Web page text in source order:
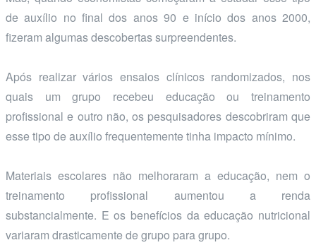
de auxílio no final dos anos 90 e início dos anos 2000,
fizeram algumas descobertas surpreendentes.
Após realizar vários ensaios clínicos randomizados, nos
quais um grupo recebeu educação ou treinamento
profissional e outro não, os pesquisadores descobriram que
esse tipo de auxílio frequentemente tinha impacto mínimo.
Materiais escolares não melhoraram a educação, nem o
treinamento profissional aumentou a renda
substancialmente. E os benefícios da educação nutricional
variaram drasticamente de grupo para grupo.